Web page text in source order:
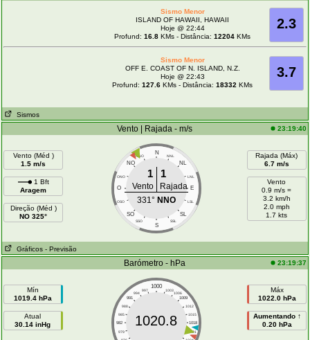
2.3
Sismo Menor
ISLAND OF HAWAII, HAWAII
Hoje @ 22:44
Profund:16.8 KMs - Distância:12204 KMs
3.7
Sismo Menor
OFF E. COAST OF N. ISLAND, N.Z.
Hoje @ 22:43
Profund:127.6 KMs - Distância:18332 KMs
Sismos
Vento | Rajada - m/s 23:19:40
Vento (Méd )
1.5 m/s
1 Bft
Aragem
Direção (Méd )
NO 325°
N
NNO NNL
NO NL
ONO LNL
O E
OSO LSL
SO SL
SSO SSL
S
1 1
Vento
Rajada
331° NNO
Rajada (Máx)
6.7 m/s
Vento
0.9 m/s =
3.2 km/h
2.0 mph
1.7 kts
Gráficos - Previsão
Barómetro - hPa 23:19:37
Mín
1019.4 hPa
Atual
30.14 inHg
1000
997 1003
994
1006
991
1009
988
1012
985
1015
982
1018
979
1021
1020.8
Máx
1022.0 hPa
Aumentando ↑
0.20 hPa